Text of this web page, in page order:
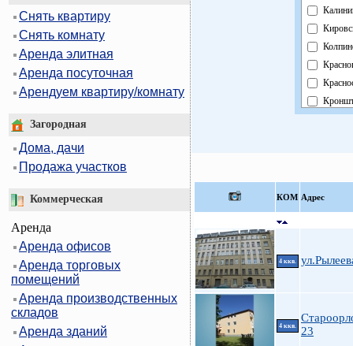
Снять квартиру
Снять комнату
Аренда элитная
Аренда посуточная
Арендуем квартиру/комнату
Загородная
Дома, дачи
Продажа участков
Коммерческая
Аренда
Аренда офисов
Аренда торговых
помещений
Аренда производственных
складов
Аренда зданий
КOМ Адрес
4 ккв.
4 ккв.
23